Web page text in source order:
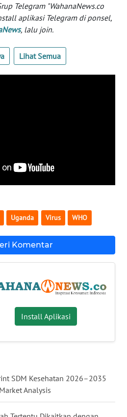
Telegram "WahanaNews.co
aplikasi Telegram di ponsel,
, lalu join.
Lihat Semua
Uganda Virus WHO
Komentar
Install Aplikasi
SDM Kesehatan 2026–2035
Analysis